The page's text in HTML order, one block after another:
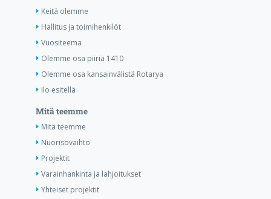
Keitä olemme
Hallitus ja toimihenkilöt
Vuositeema
Olemme osa piiriä 1410
Olemme osa kansainvälistä Rotarya
Ilo esitellä
Mitä teemme
Mitä teemme
Nuorisovaihto
Projektit
Varainhankinta ja lahjoitukset
Yhteiset projektit